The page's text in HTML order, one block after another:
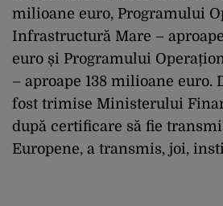
milioane euro, Programului
Infrastructură Mare –
euro și Programului
– aproape 138 milioane euro.
fost trimise Ministerului
după certificare să fie
Europene, a transmis, joi,